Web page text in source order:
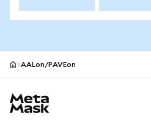
AALon/PAVEon